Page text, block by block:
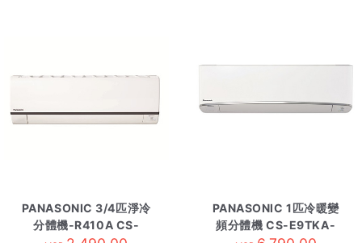
PANASONIC 3/4匹淨冷
分體機-R410A CS-
PANASONIC 1匹冷暖變
頻分體機 CS-E9TKA-